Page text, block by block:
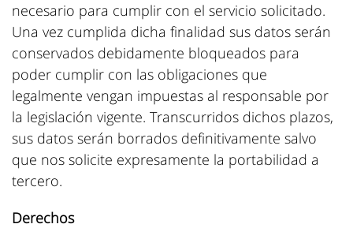
necesario para cumplir con el servicio solicitado.
Una vez cumplida dicha finalidad sus datos serán
conservados debidamente bloqueados para
poder cumplir con las obligaciones que
legalmente vengan impuestas al responsable por
la legislación vigente. Transcurridos dichos plazos,
sus datos serán borrados definitivamente salvo
que nos solicite expresamente la portabilidad a
tercero.
Derechos